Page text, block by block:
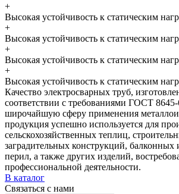
+
Высокая устойчивость к статическим
+
Высокая устойчивость к статическим
+
Высокая устойчивость к статическим
+
Высокая устойчивость к статическим
Качество электросварных труб,
соответствии с требованиями ГОСТ
широчайшую сферу применения
продукция успешно используется для
сельскохозяйственных теплиц,
заградительных конструкций, балконных
перил, а также других изделий,
профессиональной деятельности.
В каталог
Связаться с нами